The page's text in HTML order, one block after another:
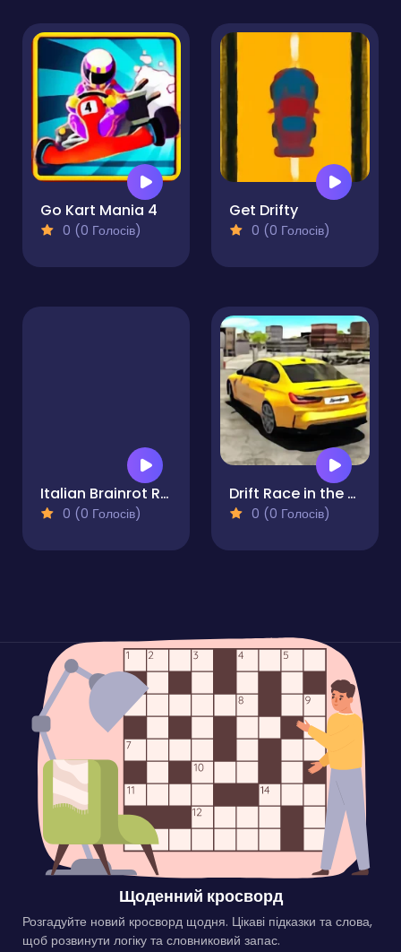
Go Kart Mania 4
0 (0 Голосів)
Get Drifty
0 (0 Голосів)
Italian Brainrot Racing Multiplayer
0 (0 Голосів)
Drift Race in the Open World
0 (0 Голосів)
Щоденний кросворд
Розгадуйте новий кросворд щодня. Цікаві підказки та слова,
щоб розвинути логіку та словниковий запас.